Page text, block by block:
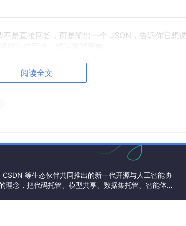
是直接回答，而是输出一个 JSON，告诉你它想调
端如何逐字渲染 AI 输出，并同时处理工具调用事
Agent 决策稳定性的影响。
气查询）并返回格式化结果的命令行对话脚本，支
阅读全文
等生态伙伴共同推出的新一代开源与人工智能协
理念，把代码托管、模型共享、数据集托管、智能体开